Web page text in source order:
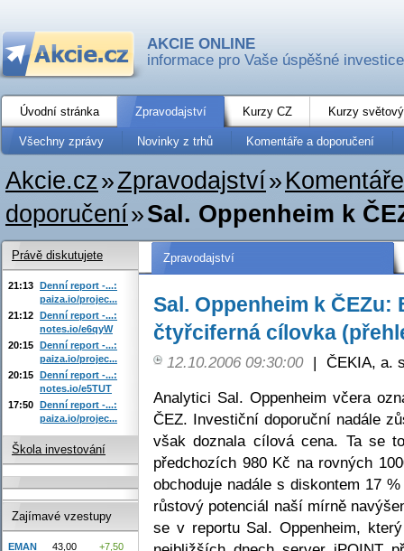
AKCIE ONLINE
informace pro Vaše úspěšné investice
Úvodní stránka Zpravodajství Kurzy CZ Kurzy
Všechny zprávy Novinky z trhů Komentáře a doporučení
Akcie.cz»Zpravodajství»
doporučení»Sal. Oppenheim k
Zpravodajství
Sal. Oppenheim k ČEZu:
čtyřciferná cílovka
12.10.2006 09:30:00 | ČEKIA, a.
Analytici Sal. Oppenheim včera
ČEZ. Investiční doporuční nadále
však doznala cílová cena. Ta se
předchozích 980 Kč na rovných
obchoduje nadále s diskontem 17
růstový potenciál naší mírně
se v reportu Sal. Oppenheim,
Právě diskutujete
21:13 Denní report -...:
paiza.io/projec...
21:12 Denní report -...:
notes.io/e6qyW
20:15 Denní report -...:
paiza.io/projec...
20:15 Denní report -...:
notes.io/e5TUT
17:50 Denní report -...:
paiza.io/projec...
Škola investování
Zajímavé vzestupy
EMAN 43,00
+7,50